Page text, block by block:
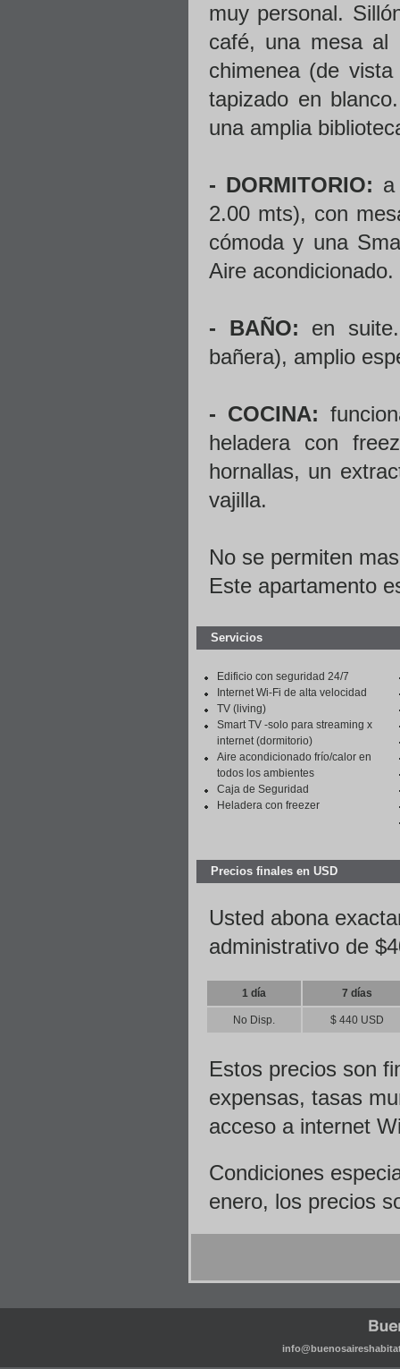
muy personal.
café, una mesa al
chimenea (de
tapizado en
una amplia
- DORMITORIO:
2.00 mts), con
cómoda y una
Aire acondicionado.
- BAÑO: en
bañera), amplio
- COCINA:
heladera con
hornallas, un
vajilla.
No se permiten
Este apartamento
Servicios
Edificio con seguridad 24/7
Internet Wi-Fi de alta velocidad
TV (living)
Smart TV -solo para streaming x
internet (dormitorio)
Aire acondicionado frío/calor en
todos los ambientes
Caja de Seguridad
Heladera con freezer
Precios finales en USD
Usted abona
administrativo de
1 día 7 días
No Disp. $ 440 USD
Estos precios son
expensas, tasas
acceso a internet
Condiciones
enero, los precios